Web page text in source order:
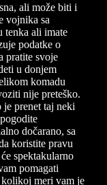
ali može biti i
vojnika sa
tenka ali imate
podatke o
pratite svoje
u donjem
komadu
nije preteško.
prenet taj neki
dočarano, sa
koristite pravu
spektakularno
pomagati
meri vam je